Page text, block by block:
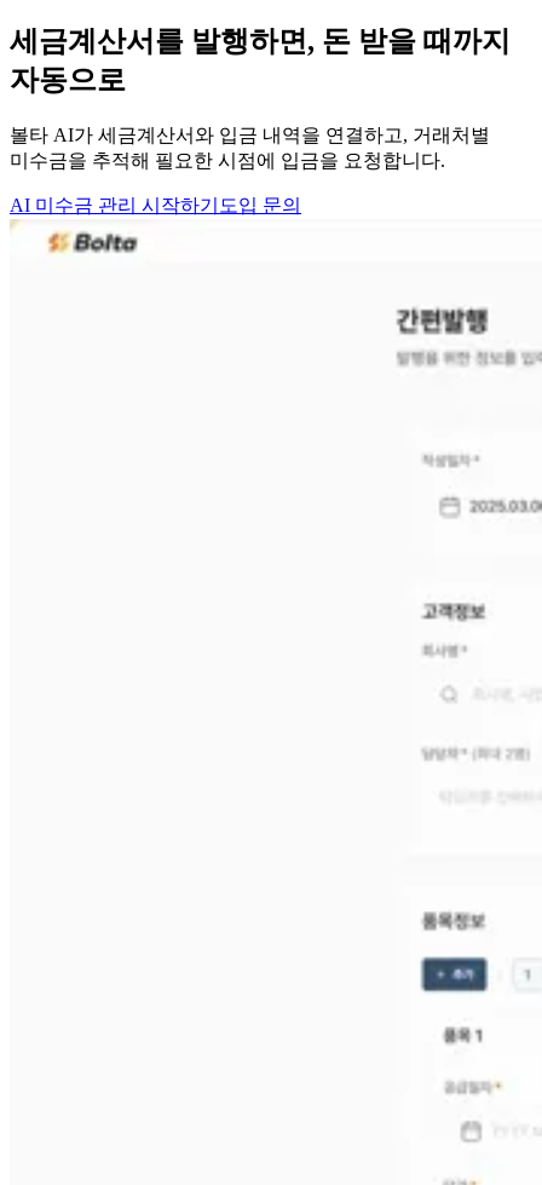
세금계산서를 발행하면, 돈 받을 때까지
자동으로
볼타 AI가 세금계산서와 입금 내역을 연결하고, 거래처별
미수금을 추적해 필요한 시점에 입금을 요청합니다.
AI 미수금 관리 시작하기 도입 문의